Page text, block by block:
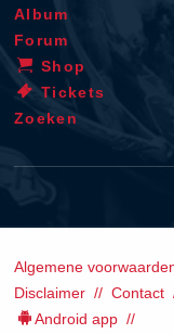
Album
Forum
Shop
Tickets
Zoeken
Algemene
Disclaimer
Contact
Android app